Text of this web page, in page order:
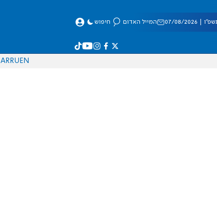
08/2026 המייל האדום חיפוש
EN
RU
AR